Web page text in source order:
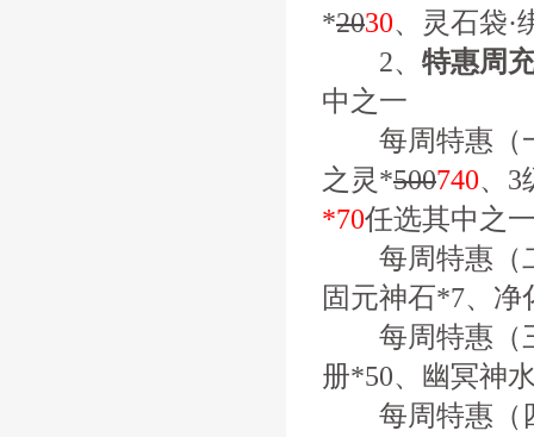
*2030、灵石袋·
2、 特惠周
中之一
每周特惠（一
之灵*500740、3
*70任选其中之
每周特惠（二
固元神石*7、净
每周特惠（三
册*50、幽冥神
每周特惠（四